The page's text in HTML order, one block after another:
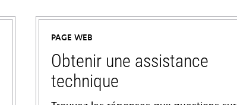
PAGE WEB
Obtenir une assistance
technique